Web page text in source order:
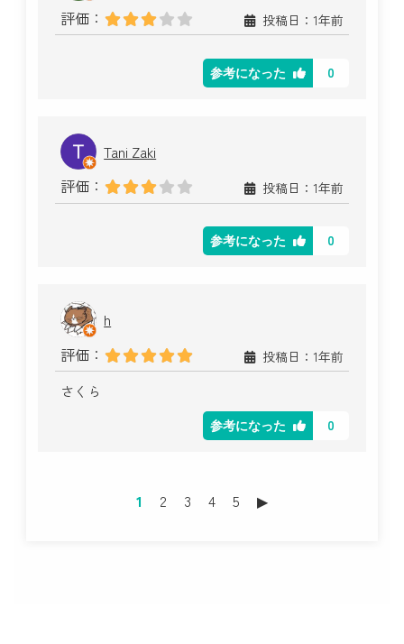
評価：
投稿日：1年前
参考になった 0
Tani Zaki
評価：
投稿日：1年前
参考になった 0
h
評価：
投稿日：1年前
さくら
参考になった 0
1 2 3 4 5 ▶︎